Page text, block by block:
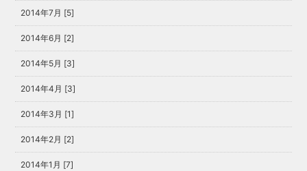
2014年7月 [5]
2014年6月 [2]
2014年5月 [3]
2014年4月 [3]
2014年3月 [1]
2014年2月 [2]
2014年1月 [7]